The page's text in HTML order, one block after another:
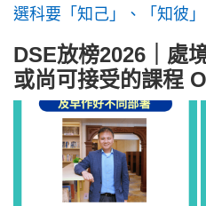
選科要「知己」、「知彼」
DSE放榜2026｜處
或尚可接受的課程